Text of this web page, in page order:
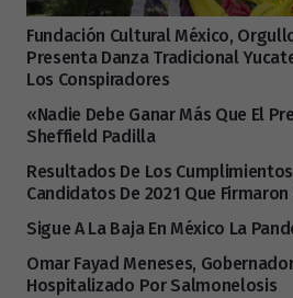
Fundación Cultural México,
Presenta Danza Tradicional
Los Conspiradores
«Nadie Debe Ganar Más Que El
Sheffield Padilla
Resultados De Los Cumplimientos
Candidatos De 2021 Que
Sigue A La Baja En México La
Omar Fayad Meneses,
Hospitalizado Por Salmonelosis